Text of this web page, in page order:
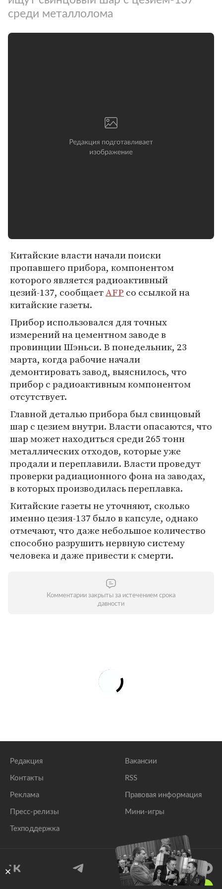
среди металлолома
Китайские власти начали поиски
пропавшего прибора, компонентом
которого является радиоактивный
цезий-137, сообщаетAFP со ссылкой на
китайские газеты.
Прибор использовался для точных
измерений на цементном заводе в
провинции Шэньси. В понедельник, 23
марта, когда рабочие начали
демонтировать завод, выяснилось, что
прибор с радиоактивным компонентом
отсутствует.
Главной деталью прибора был свинцовый
шар с цезием внутри. Власти опасаются, что
шар может находиться среди 265 тонн
металлических отходов, которые уже
продали и переплавили. Власти проведут
проверки радиационного фона на заводах,
в которых производилась переплавка.
Китайские газеты не уточняют, сколько
именно цезия-137 было в капсуле, однако
отмечают, что даже небольшое количество
способно разрушить нервную систему
человека и даже привести к смерти.
Комментарии закрыты за истечением срока
давности
Редакция
Контакты
Реклама
Пресс-релизы
Техподдержка
Вакансии
RSS
Правовая информация
Мини-игры